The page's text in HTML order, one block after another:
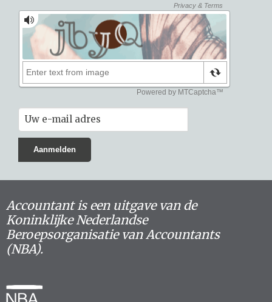
Accountant is een uitgave van de
Koninklijke Nederlandse
Beroepsorganisatie van Accountants
(NBA).